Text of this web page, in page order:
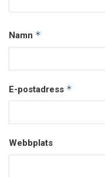
Namn *
E-postadress *
Webbplats